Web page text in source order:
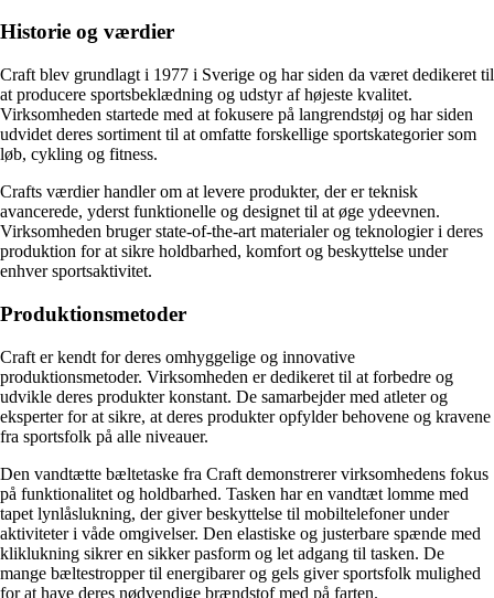
Historie og værdier
Craft blev grundlagt i 1977 i Sverige og har siden da været dedikeret til
at producere sportsbeklædning og udstyr af højeste kvalitet.
Virksomheden startede med at fokusere på langrendstøj og har siden
udvidet deres sortiment til at omfatte forskellige sportskategorier som
løb, cykling og fitness.
Crafts værdier handler om at levere produkter, der er teknisk
avancerede, yderst funktionelle og designet til at øge ydeevnen.
Virksomheden bruger state-of-the-art materialer og teknologier i deres
produktion for at sikre holdbarhed, komfort og beskyttelse under
enhver sportsaktivitet.
Produktionsmetoder
Craft er kendt for deres omhyggelige og innovative
produktionsmetoder. Virksomheden er dedikeret til at forbedre og
udvikle deres produkter konstant. De samarbejder med atleter og
eksperter for at sikre, at deres produkter opfylder behovene og kravene
fra sportsfolk på alle niveauer.
Den vandtætte bæltetaske fra Craft demonstrerer virksomhedens fokus
på funktionalitet og holdbarhed. Tasken har en vandtæt lomme med
tapet lynlåslukning, der giver beskyttelse til mobiltelefoner under
aktiviteter i våde omgivelser. Den elastiske og justerbare spænde med
kliklukning sikrer en sikker pasform og let adgang til tasken. De
mange bæltestropper til energibarer og gels giver sportsfolk mulighed
for at have deres nødvendige brændstof med på farten.